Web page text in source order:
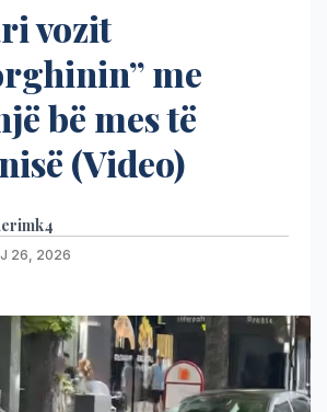
vozit
me
bë mes të
(Video)
26, 2026